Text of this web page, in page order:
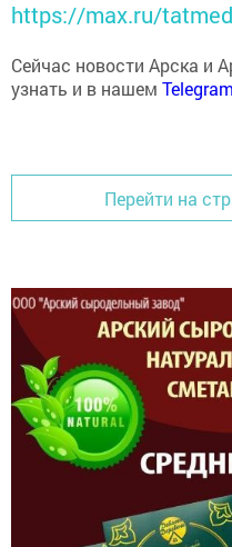
https://max.ru/
Сейчас новости Арска и
узнать и в нашем
Перейти на